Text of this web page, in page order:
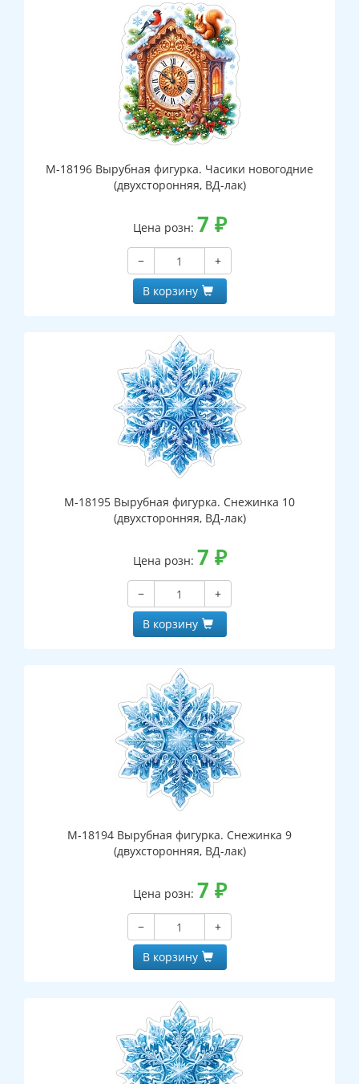
М-18196 Вырубная фигурка. Часики новогодние
(двухсторонняя, ВД-лак)
Цена розн: 7 ₽
−
+
В корзину
М-18195 Вырубная фигурка. Снежинка 10
(двухсторонняя, ВД-лак)
Цена розн: 7 ₽
−
+
В корзину
М-18194 Вырубная фигурка. Снежинка 9
(двухсторонняя, ВД-лак)
Цена розн: 7 ₽
−
+
В корзину